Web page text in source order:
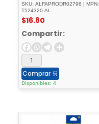
SKU: ALFAPRODR02798 | MPN:
T524320-AL
$16.80
Compartir:
Comprar 🛒
Disponibles: 4